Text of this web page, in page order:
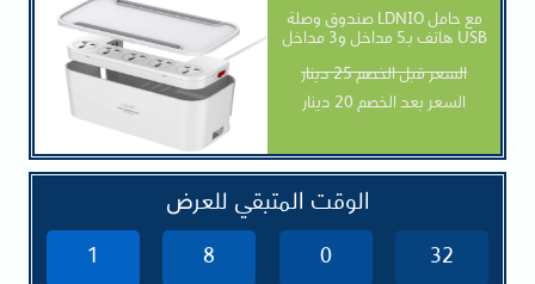
صندوق وصلة LDNIO مع حامل
هاتف بـ5 مداخل و3 مداخل USB
السعر قبل الخصم 25 دينار
السعر بعد الخصم 20 دينار
الوقت المتبقي للعرض
1 8 0 30